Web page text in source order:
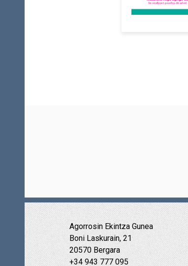
Agorrosin Ekintza Gunea
Boni Laskurain, 21
20570 Bergara
+34 943 777 095